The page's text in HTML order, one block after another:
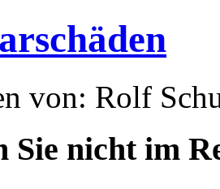
von: Rolf
Sie nicht im